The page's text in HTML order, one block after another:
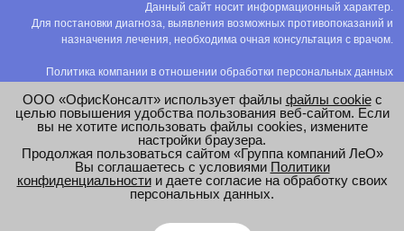
Данный сайт носит информационный характер.
Для постановки диагноза, выявления возможных противопоказаний и
назначения лечения, необходима очная консультация с врачом.
Политика компании в отношении обработки персональных данных
Соглашение на обработку персональных данных
Оценка труда
e-mail:office@modus-leo.ru
ООО «ОфисКонсалт» использует файлы файлы cookieс
целью повышения удобства пользования веб-сайтом. Если
вы не хотите использовать файлы cookies, измените
настройки браузера.
Продолжая пользоваться сайтом «Группа компаний ЛеО»
Вы соглашаетесь с условиями Политики
конфиденциальностии даете согласие на обработку своих
персональных данных.